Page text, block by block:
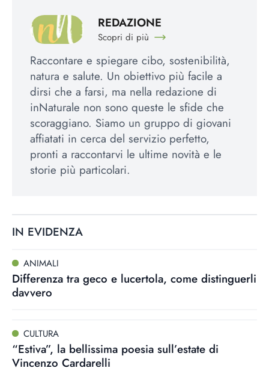
REDAZIONE
Scopri di più
Raccontare e spiegare cibo, sostenibilità,
natura e salute. Un obiettivo più facile a
dirsi che a farsi, ma nella redazione di
inNaturale non sono queste le sfide che
scoraggiano. Siamo un gruppo di giovani
affiatati in cerca del servizio perfetto,
pronti a raccontarvi le ultime novità e le
storie più particolari.
IN EVIDENZA
ANIMALI
Differenza tra geco e lucertola, come distinguerli
davvero
CULTURA
“Estiva”, la bellissima poesia sull’estate di
Vincenzo Cardarelli